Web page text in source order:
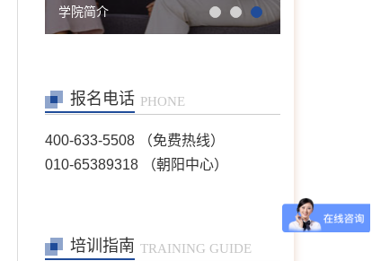
学院简介
报名电话 PHONE
400-633-5508 （免费热线）
010-65389318 （朝阳中心）
培训指南 TRAINING GUIDE
在线预约 >>
擅长：情绪情感(情绪困
扰、自我冲突、自我发展、
人际关系等)；婚恋家庭(恋
爱失恋、夫妻沟通、婆媳关
系、婚外情等)；青少年咨
在线预约>>